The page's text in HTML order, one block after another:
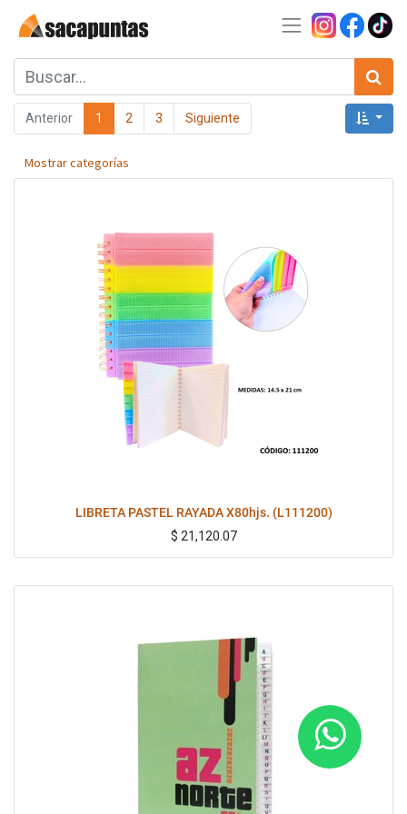
Anterior 1 2 3 Siguiente
Mostrar categorías
LIBRETA PASTEL RAYADA X80hjs. (L111200)
$ 21,120.07